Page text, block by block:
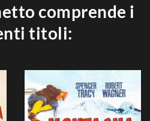
comprende i
titoli: